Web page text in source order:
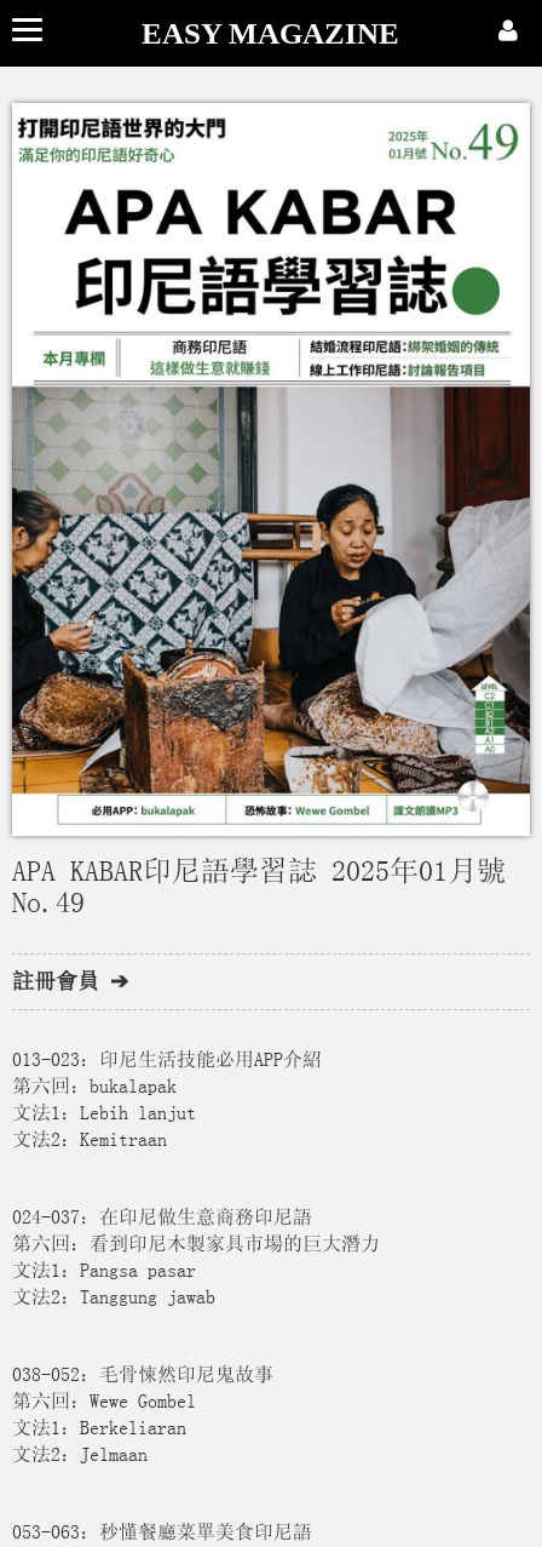
EASY MAGAZINE
APA KABAR印尼語學習誌 2025年01月號
No.49
註冊會員 ➔
013-023：印尼生活技能必用APP介紹
第六回：bukalapak
文法1：Lebih lanjut
文法2：Kemitraan
024-037：在印尼做生意商務印尼語
第六回：看到印尼木製家具市場的巨大潛力
文法1：Pangsa pasar
文法2：Tanggung jawab
038-052：毛骨悚然印尼鬼故事
第六回：Wewe Gombel
文法1：Berkeliaran
文法2：Jelmaan
053-063：秒懂餐廳菜單美食印尼語